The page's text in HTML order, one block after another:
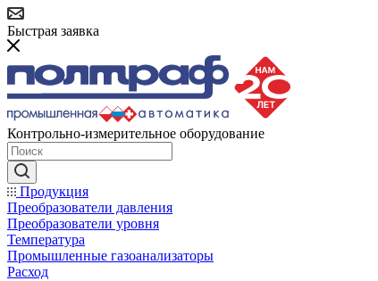
Быстрая заявка
Контрольно-измерительное оборудование
Продукция
Преобразователи давления
Преобразователи уровня
Температура
Промышленные газоанализаторы
Расход